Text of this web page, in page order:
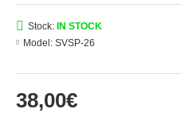
38,00€
Stock: IN STOCK
Model: SVSP-26